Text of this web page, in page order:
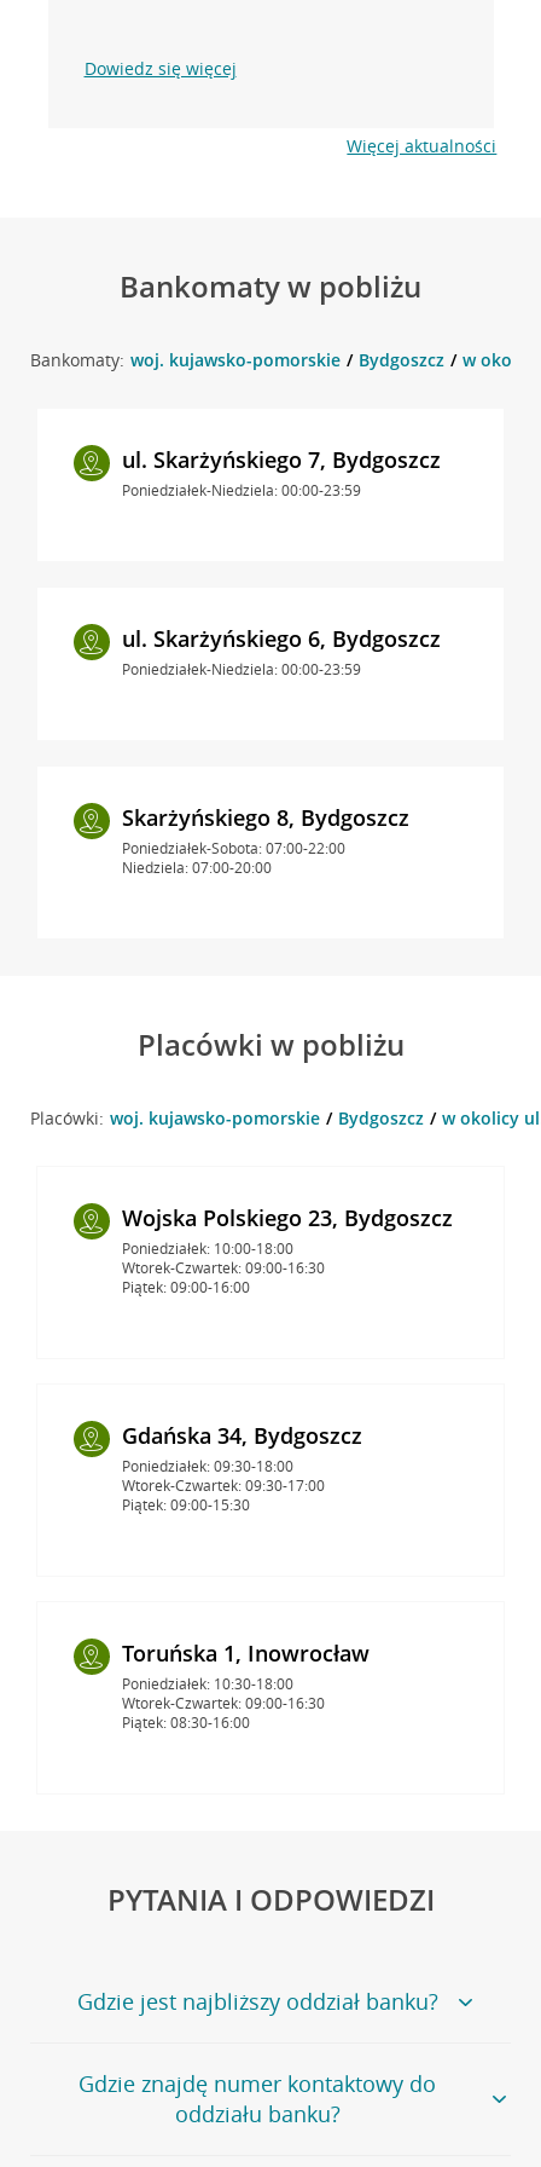
Dowiedz się więcej
Więcej aktualności
Bankomaty w pobliżu
Bankomaty: woj. kujawsko-pomorskie Bydgoszcz w
ul. Skarżyńskiego 7, Bydgoszcz
Poniedziałek-Niedziela: 00:00-23:59
ul. Skarżyńskiego 6, Bydgoszcz
Poniedziałek-Niedziela: 00:00-23:59
Skarżyńskiego 8, Bydgoszcz
Poniedziałek-Sobota: 07:00-22:00
Niedziela: 07:00-20:00
Placówki w pobliżu
Placówki: woj. kujawsko-pomorskie Bydgoszcz w okolicy
Wojska Polskiego 23, Bydgoszcz
Poniedziałek: 10:00-18:00
Wtorek-Czwartek: 09:00-16:30
Piątek: 09:00-16:00
Gdańska 34, Bydgoszcz
Poniedziałek: 09:30-18:00
Wtorek-Czwartek: 09:30-17:00
Piątek: 09:00-15:30
Toruńska 1, Inowrocław
Poniedziałek: 10:30-18:00
Wtorek-Czwartek: 09:00-16:30
Piątek: 08:30-16:00
PYTANIA I ODPOWIEDZI
Gdzie jest najbliższy oddział banku?
Jeśli szukasz oddziału naszego banku, zapraszamy na
stronęPlacówki i bankomaty, na której znajduje się
wygodna wyszukiwarka.
Gdzie znajdę numer kontaktowy do
oddziału banku?